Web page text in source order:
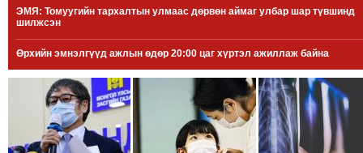
МЭДЭХҮЙ
ТЕХНОЛОГИ
ЭРДЭНЭТ
ҮЙЛДВЭРИЙН
ТОЙРОНД
ХАВРЫН
ЭМЯ: Томуугийн тархалтын улмаас дөрвөн аймаг улбар шар түвшинд
шилжсэн
Өрхийн эмнэлгүүд ажлын өдөр 20:00 цаг хүртэл ажиллаж байна